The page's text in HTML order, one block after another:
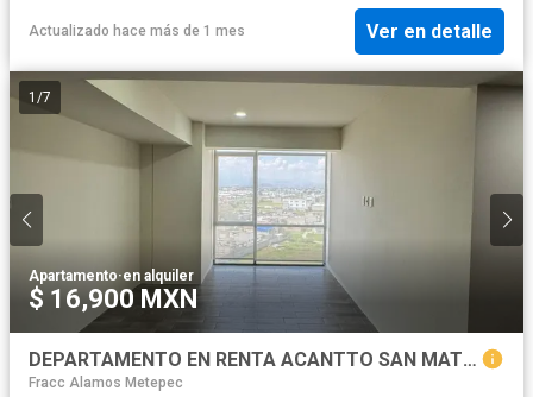
Actualizado hace más de 1 mes Ver en detalle
1 /7
Apartamento·en alquiler
$ 16,900 MXN
DEPARTAMENTO EN RENTA ACANTTO SAN MATEO ATENCO
Fracc Alamos Metepec